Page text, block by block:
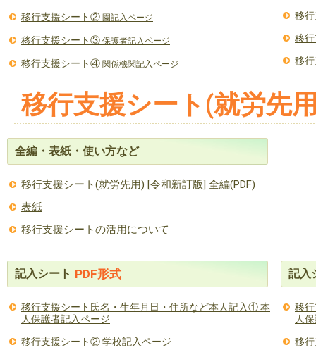
移行支援シート② 園記入ページ
移行支援シート③ 保護者記入ページ
移行支援シート④ 関係機関記入ページ
移
移
移
移行支援シート(就労先
全編・表紙・使い方など
移行支援シート(就労先用) [令和新訂版] 全編(PDF)
表紙
移行支援シートの活用について
記入シート PDF形式
移行支援シート氏名・生年月日・住所など本人記入① 本
人保護者記入ページ
移行支援シート② 学校記入ページ
記入
移
人
移